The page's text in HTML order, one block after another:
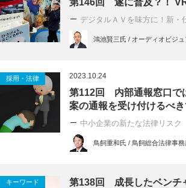
第146回 遂に普及？！
デジタルＡＶを味方に！新・
鴻池賢三氏 / オーディオビジ
採用・法律 2023.10.24
第112回 内部通報窓口で
案の通報を受け付けるべ
中小企業の新たな法律リスク
鳥飼重和氏 / 鳥飼総合法律事
キーワード 第138回 成長したベンチ